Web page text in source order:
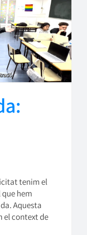
tenim el
hem
Aquesta
el context de